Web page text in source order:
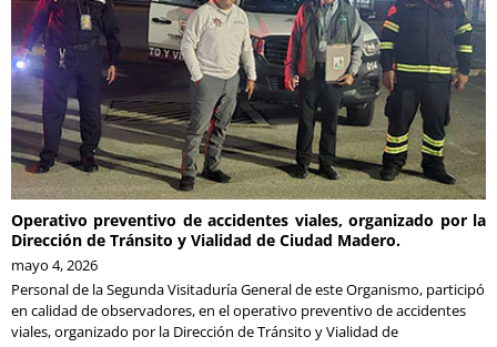
Operativo preventivo de accidentes viales, organizado por la
Dirección de Tránsito y Vialidad de Ciudad Madero.
mayo 4, 2026
Personal de la Segunda Visitaduría General de este Organismo, participó
en calidad de observadores, en el operativo preventivo de accidentes
viales, organizado por la Dirección de Tránsito y Vialidad de